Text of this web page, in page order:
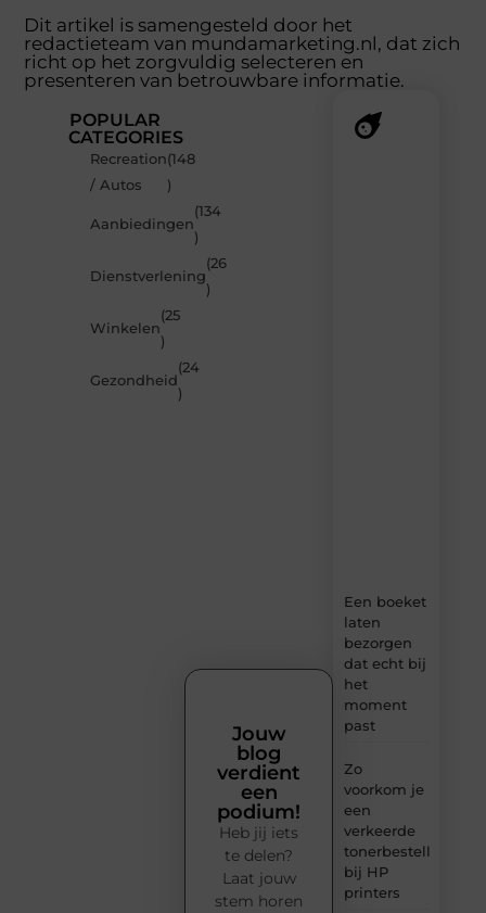
Dit artikel is samengesteld door het
redactieteam van mundamarketing.nl, dat zich
richt op het zorgvuldig selecteren en
presenteren van betrouwbare informatie.
POPULAR
CATEGORIES
Recreation
/ Autos
(148
)
Aanbiedingen
(134
)
Dienstverlening
(26
)
Winkelen
(25
)
Gezondheid
(24
)
Een boeket
laten
bezorgen
dat echt bij
het
moment
past
Zo
voorkom je
een
verkeerde
tonerbestelling
bij HP
printers
Jouw
blog
verdient
een
podium!
Heb jij iets
te delen?
Laat jouw
stem horen